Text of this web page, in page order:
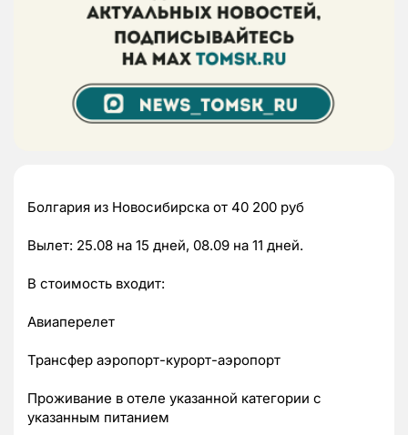
Болгария из Новосибирска от 40 200 руб
Вылет: 25.08 на 15 дней, 08.09 на 11 дней.
В стоимость входит:
Авиаперелет
Трансфер аэропорт-курорт-аэропорт
Проживание в отеле указанной категории с
указанным питанием